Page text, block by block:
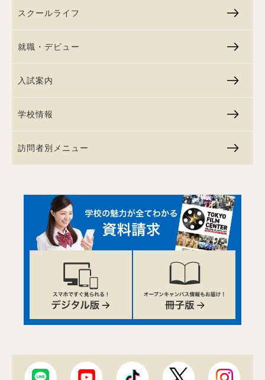
スクールライフ
就職・デビュー
入試案内
学校情報
訪問者別メニュー